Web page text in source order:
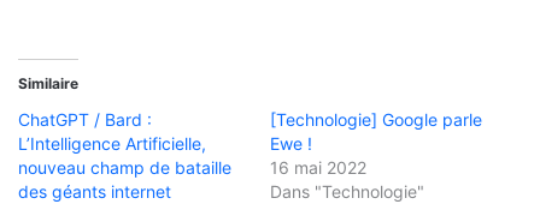
Similaire
ChatGPT / Bard :
L’Intelligence Artificielle,
nouveau champ de bataille
des géants internet
[Technologie] Google parle
Ewe !
16 mai 2022
Dans "Technologie"